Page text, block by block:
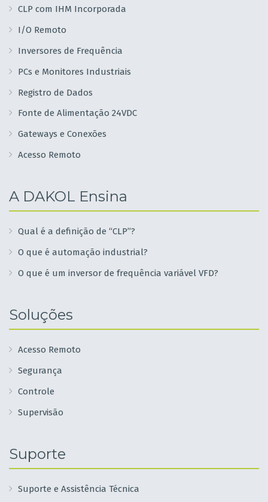
CLP com IHM Incorporada
I/O Remoto
Inversores de Frequência
PCs e Monitores Industriais
Registro de Dados
Fonte de Alimentação 24VDC
Gateways e Conexões
Acesso Remoto
A DAKOL Ensina
Qual é a definição de “CLP”?
O que é automação industrial?
O que é um inversor de frequência variável VFD?
Soluções
Acesso Remoto
Segurança
Controle
Supervisão
Suporte
Suporte e Assistência Técnica